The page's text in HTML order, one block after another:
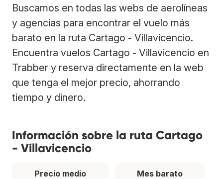
Buscamos en todas las webs de aerolíneas
y agencias para encontrar el vuelo más
barato en la ruta Cartago - Villavicencio.
Encuentra vuelos Cartago - Villavicencio en
Trabber y reserva directamente en la web
que tenga el mejor precio, ahorrando
tiempo y dinero.
Información sobre la ruta Cartago
- Villavicencio
Precio medio
Mes barato